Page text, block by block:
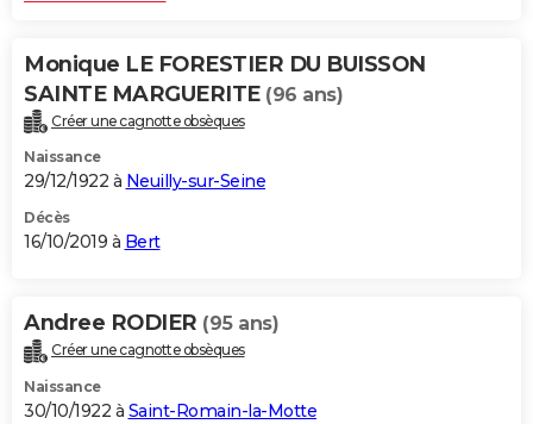
Monique LE FORESTIER DU BUISSON
SAINTE MARGUERITE (96 ans)
Créer une cagnotte obsèques
Naissance
29/12/1922 à Neuilly-sur-Seine
Décès
16/10/2019 à Bert
Andree RODIER (95 ans)
Créer une cagnotte obsèques
Naissance
30/10/1922 à Saint-Romain-la-Motte